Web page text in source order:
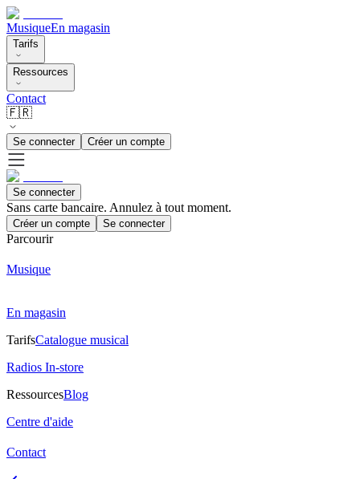
MusiqueEn magasin
Tarifs
Ressources
Contact
🇫🇷
Se connecter Créer un compte
Se connecter
Sans carte bancaire. Annulez à tout moment.
Créer un compte Se connecter
Parcourir
Musique
En magasin
TarifsCatalogue musical
Radios In-store
RessourcesBlog
Centre d'aide
Contact